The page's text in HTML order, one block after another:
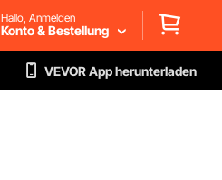
Hallo, Anmelden
Konto & Bestellung
VEVOR App herunterladen